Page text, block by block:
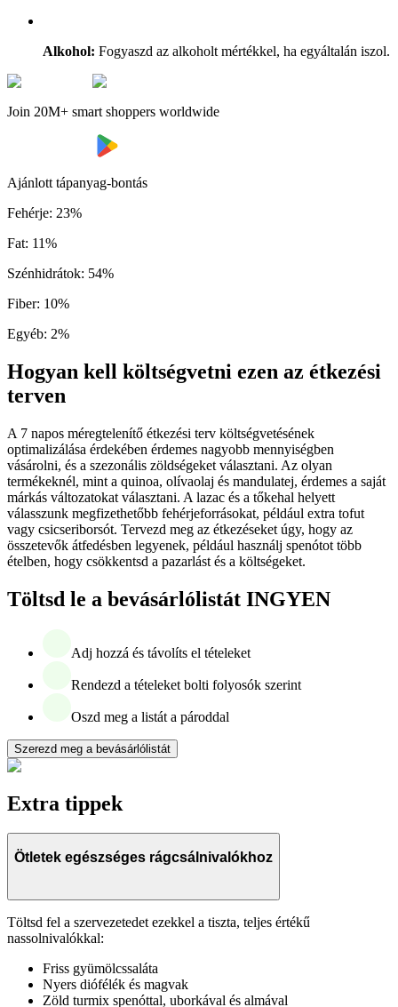
Alkohol: Fogyaszd az alkoholt mértékkel, ha egyáltalán iszol.
Join 20M+ smart shoppers worldwide
Ajánlott tápanyag-bontás
Fehérje: 23%
Fat: 11%
Szénhidrátok: 54%
Fiber: 10%
Egyéb: 2%
Hogyan kell költségvetni ezen az étkezési
terven
A 7 napos méregtelenítő étkezési terv költségvetésének
optimalizálása érdekében érdemes nagyobb mennyiségben
vásárolni, és a szezonális zöldségeket választani. Az olyan
termékeknél, mint a quinoa, olívaolaj és mandulatej, érdemes a saját
márkás változatokat választani. A lazac és a tőkehal helyett
válasszunk megfizethetőbb fehérjeforrásokat, például extra tofut
vagy csicseriborsót. Tervezd meg az étkezéseket úgy, hogy az
összetevők átfedésben legyenek, például használj spenótot több
ételben, hogy csökkentsd a pazarlást és a költségeket.
Töltsd le a bevásárlólistát INGYEN
Adj hozzá és távolíts el tételeket
Rendezd a tételeket bolti folyosók szerint
Oszd meg a listát a pároddal
Szerezd meg a bevásárlólistát
Extra tippek
Ötletek egészséges rágcsálnivalókhoz
Töltsd fel a szervezetedet ezekkel a tiszta, teljes értékű
nassolnivalókkal:
Friss gyümölcssaláta
Nyers diófélék és magvak
Zöld turmix spenóttal, uborkával és almával